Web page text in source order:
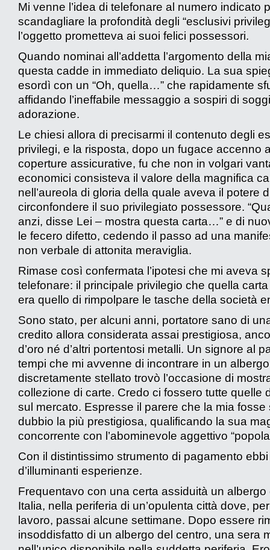
Mi venne l’idea di telefonare al numero indicato
scandagliare la profondità degli “esclusivi
l’oggetto prometteva ai suoi felici possessori.
Quando nominai all’addetta l’argomento della
questa cadde in immediato deliquio. La sua
esordì con un “Oh, quella…” che rapidamente
affidando l’ineffabile messaggio a sospiri di
adorazione.
Le chiesi allora di precisarmi il contenuto degli
privilegi, e la risposta, dopo un fugace accenno
coperture assicurative, fu che non in volgari
economici consisteva il valore della magnifica
nell’aureola di gloria della quale aveva il potere
circonfondere il suo privilegiato possessore.
anzi, disse Lei – mostra questa carta…” e di
le fecero difetto, cedendo il passo ad una
non verbale di attonita meraviglia.
Rimase così confermata l’ipotesi che mi aveva
telefonare: il principale privilegio che quella
era quello di rimpolpare le tasche della società
Sono stato, per alcuni anni, portatore sano di
credito allora considerata assai prestigiosa,
d’oro né d’altri portentosi metalli. Un signore al
tempi che mi avvenne di incontrare in un albergo
discretamente stellato trovò l’occasione di
collezione di carte. Credo ci fossero tutte quelle
sul mercato. Espresse il parere che la mia fosse
dubbio la più prestigiosa, qualificando la sua
concorrente con l’abominevole aggettivo
Con il distintissimo strumento di pagamento
d’illuminanti esperienze.
Frequentavo con una certa assiduità un albergo
Italia, nella periferia di un’opulenta città dove,
lavoro, passai alcune settimane. Dopo essere
insoddisfatto di un albergo del centro, una sera